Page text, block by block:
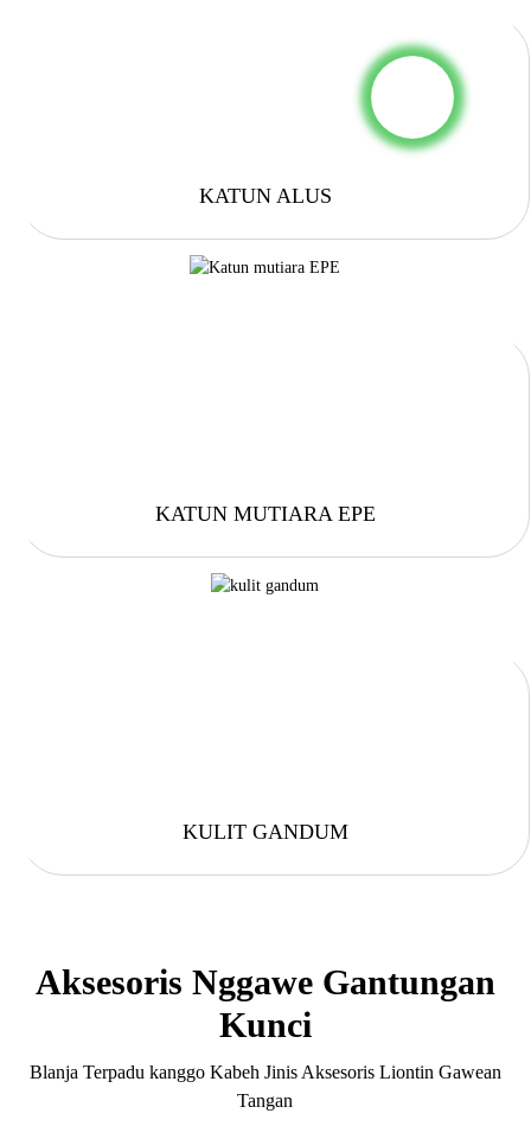
KATUN ALUS
KATUN MUTIARA EPE
KULIT GANDUM
Aksesoris Nggawe Gantungan
Kunci
Blanja Terpadu kanggo Kabeh Jinis Aksesoris Liontin Gawean
Tangan